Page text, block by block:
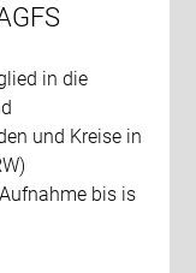
in die
und Kreise in
bis is